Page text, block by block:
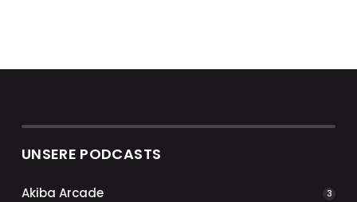
UNSERE PODCASTS
Akiba Arcade 3